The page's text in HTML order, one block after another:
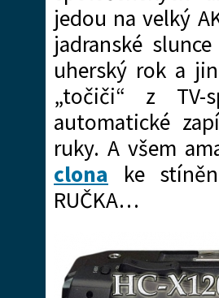
jedou na velký
jadranské
uherský rok a
„točiči“ z TV-
automatické
ruky. A všem
clona ke
RUČKA…